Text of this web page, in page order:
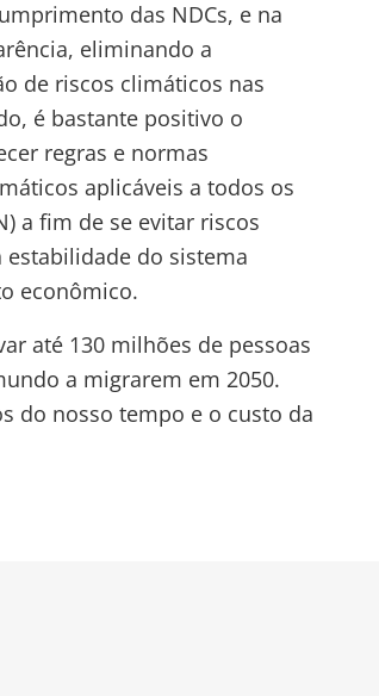
das NDCs, e na
eliminando a
de riscos climáticos nas
é bastante positivo o
regras e normas
aplicáveis a todos os
a fim de se evitar riscos
do sistema
econômico.
até 130 milhões de pessoas
a migrarem em 2050.
do nosso tempo e o custo da